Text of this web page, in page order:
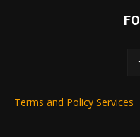
Terms and Policy Services